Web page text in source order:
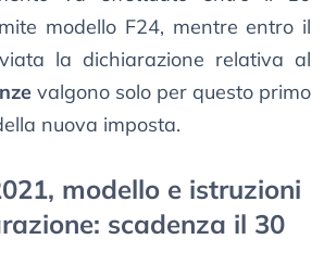
modello F24, mentre entro il
la dichiarazione relativa al
valgono solo per questo primo
nuova imposta.
modello e istruzioni
scadenza il 30